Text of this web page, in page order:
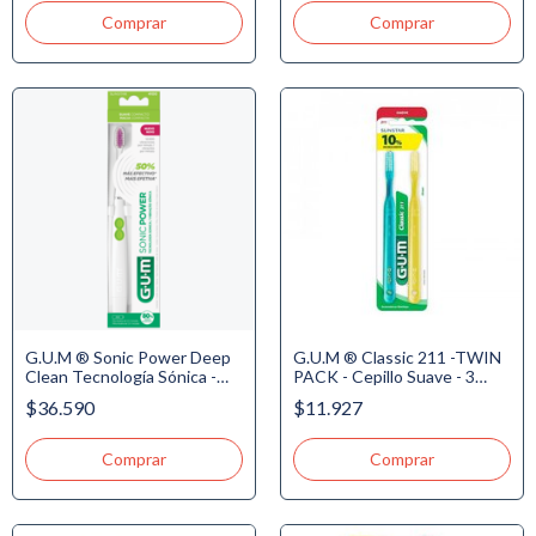
G.U.M ® Sonic Power Deep
Clean Tecnología Sónica -
Cepillo Incluye Pila
$36.590
G.U.M ® Classic 211 -TWIN
PACK - Cepillo Suave - 3
Hileras - Plano - Jovén
$11.927